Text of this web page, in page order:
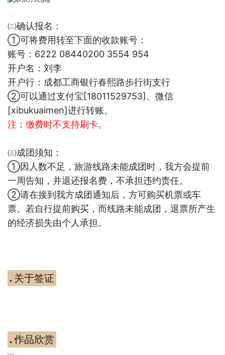
㈡确认报名：
①可将费用转至下面的收款账号：
账号：6222 08440200 3554 954
开户名：刘李
开户行：成都工商银行春熙路步行街支行
②可以通过支付宝[18011529753]、微信
[xibukuaimen]进行转账。
注： 缴费时不支持刷卡。
㈢成团须知：
①因人数不足，旅游线路未能成团时，我方会提前
一周告知，并退还报名费，不承担违约责任。
②请在接到我方成团通知后，方可购买机票或车
票。若自行提前购买，而线路未能成团，退票所产生
的经济损失由个人承担。
◆ 关于签证
◆ 作品欣赏